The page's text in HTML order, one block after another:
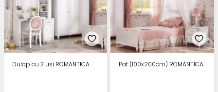
Dulap cu 3 usi ROMANTICA Pat (100x200cm) ROMANTICA